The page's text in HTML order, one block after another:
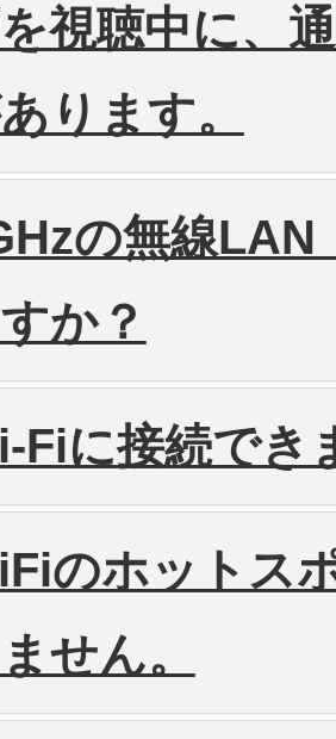
視聴中に、
ります。
の無線LAN
か？
Fiに接続でき
のホットス
せん。